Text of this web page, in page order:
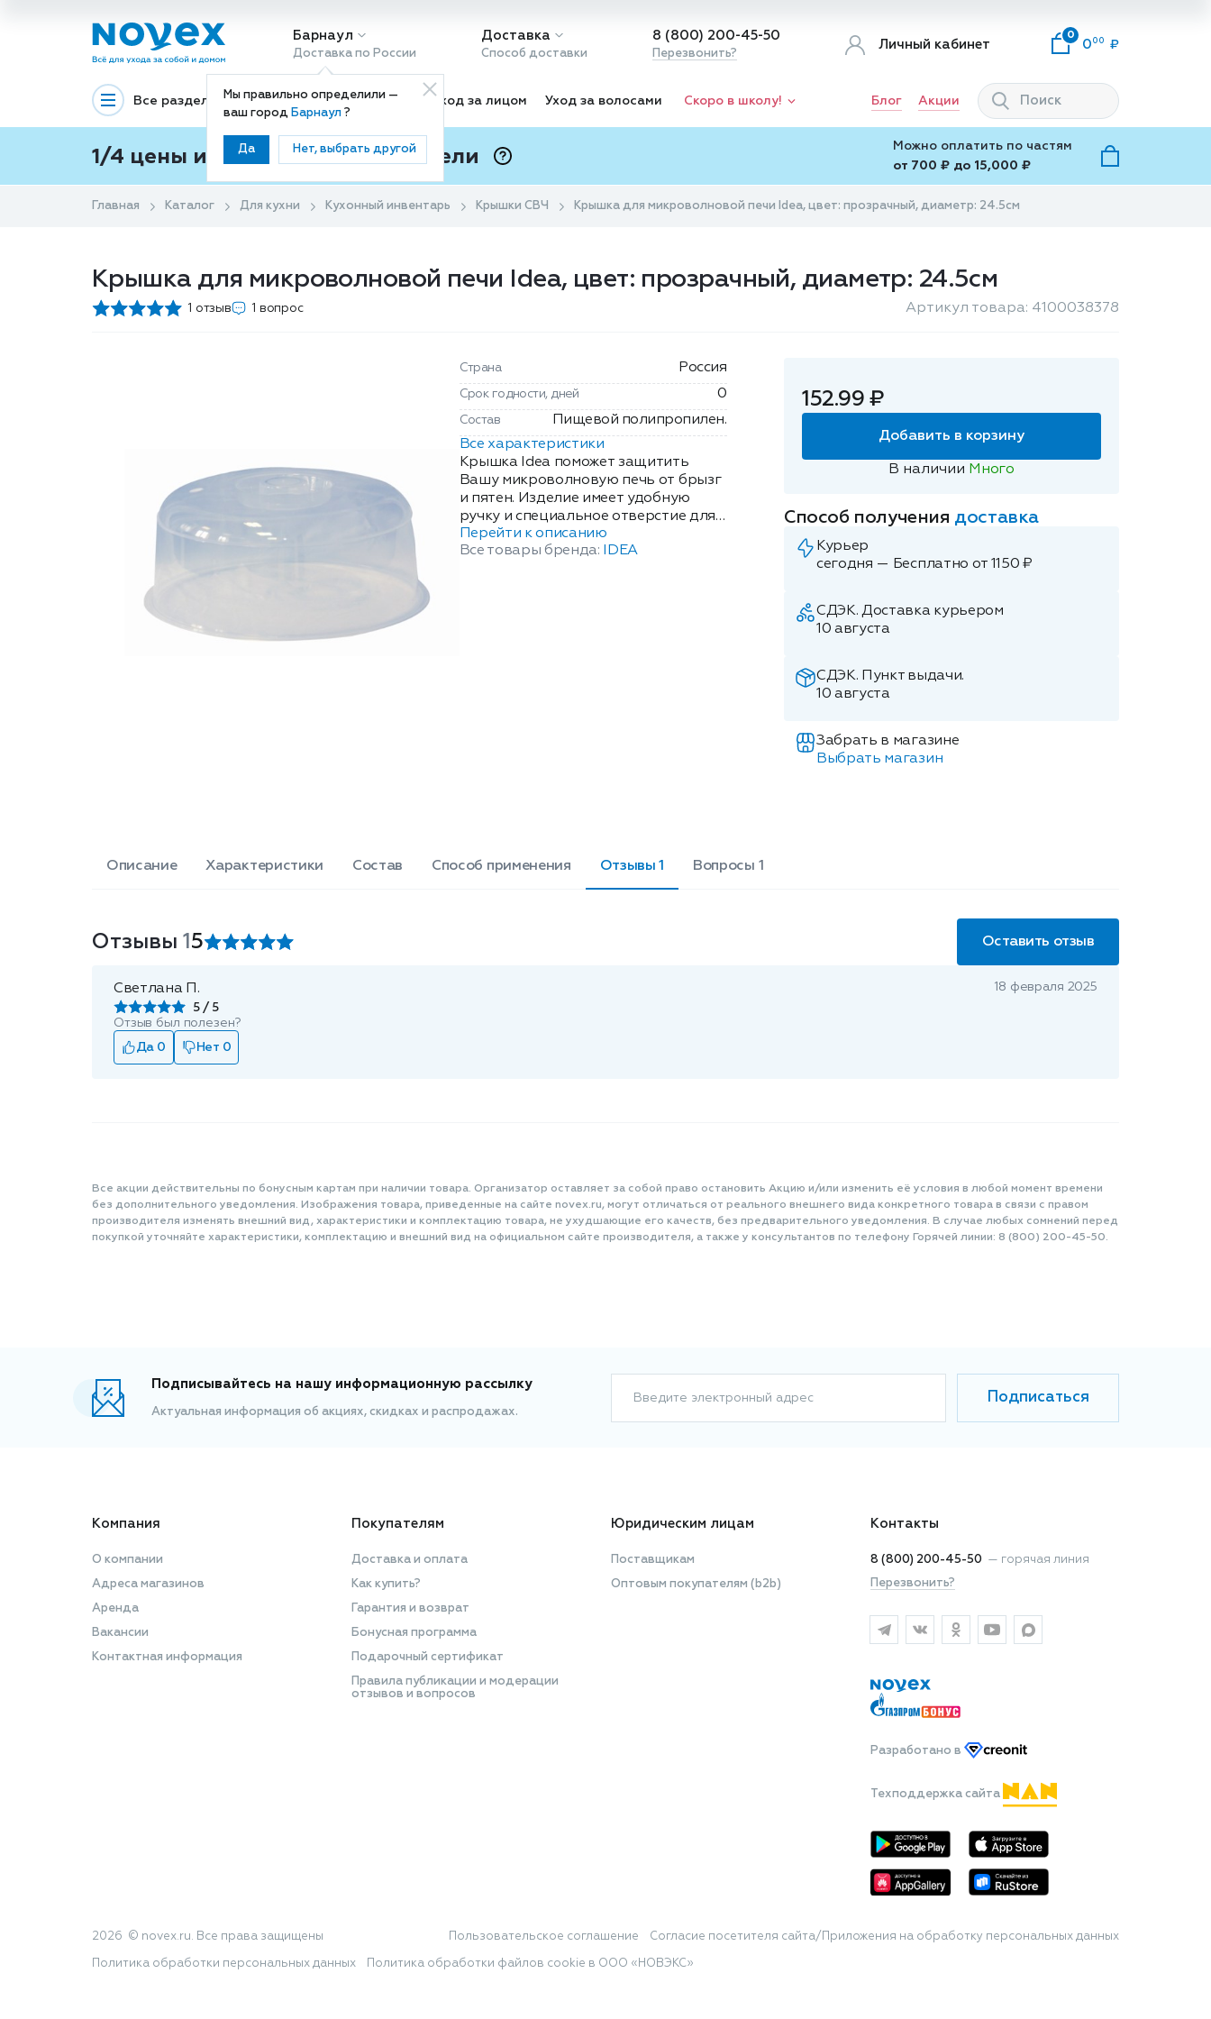
Барнаул
Доставка по России
Мы правильно определили —
ваш город Барнаул?
Да Нет, выбрать другой
Доставка
Способ доставки
8 (800) 200-45-50
Перезвонить?
Личный кабинет
0
0 00
Все разделы Декоративная косметика Уход за лицом Уход за волосами Скоро в школу! Блог Акции
1/4 цены и покупки ваши с Подели
Можно оплатить по частям
от 700 ₽ до 15,000 ₽
Главная Каталог Для кухни Кухонный инвентарь Крышки СВЧ Крышка для микроволновой печи Idea, цвет: прозрачный, диаметр: 24.5см
Крышка для микроволновой печи Idea, цвет: прозрачный, диаметр: 24.5см
1 отзыв 1 вопрос Артикул товара: 4100038378
Страна Россия
Срок годности, дней 0
Состав
Пищевой полипропилен.
Все характеристики
Крышка Idea поможет защитить
Вашу микроволновую печь от брызг
и пятен. Изделие имеет удобную
ручку и специальное отверстие для
выхода пара, что делает
использование еще более удобным.
Перейти к описанию
Все товары бренда:
IDEA
152.99 ₽
Добавить в корзину
В наличии Много
Способ получения доставка
Курьер
сегодня — Бесплатно от 1150 ₽
СДЭК. Доставка курьером
10 августа
СДЭК. Пункт выдачи.
10 августа
Забрать в магазине
Выбрать магазин
Описание Характеристики Состав Способ применения Отзывы 1 Вопросы 1
Отзывы 1 5 Оставить отзыв
Светлана П.
5
18 февраля 2025
Отзыв был полезен?
Да 0
Нет 0
Все акции действительны по бонусным картам при наличии товара. Организатор оставляет за собой право остановить Акцию и/или изменить её условия в любой момент времени
без дополнительного уведомления. Изображения товара, приведенные на сайте novex.ru, могут отличаться от реального внешнего вида конкретного товара в связи с правом
производителя изменять внешний вид, характеристики и комплектацию товара, не ухудшающие его качеств, без предварительного уведомления. В случае любых сомнений перед
покупкой уточняйте характеристики, комплектацию и внешний вид на официальном сайте производителя, а также у консультантов по телефону Горячей линии: 8 (800) 200-45-50.
Подписывайтесь на нашу информационную рассылку
Актуальная информация об акциях, скидках и распродажах.
Введите электронный адрес Подписаться
Компания
О компании
Адреса магазинов
Аренда
Вакансии
Контактная информация
Покупателям
Доставка и оплата
Как купить?
Гарантия и возврат
Бонусная программа
Подарочный сертификат
Правила публикации и модерации
отзывов и вопросов
Юридическим лицам
Поставщикам
Оптовым покупателям (b2b)
Контакты
8 (800) 200-45-50 — горячая линия
Перезвонить?
Разработано в
Техподдержка сайта
2026 © novex.ru. Все права защищены Пользовательское соглашение Согласие посетителя сайта/Приложения на обработку персональных данных
Политика обработки персональных данных Политика обработки файлов cookie в ООО «НОВЭКС»